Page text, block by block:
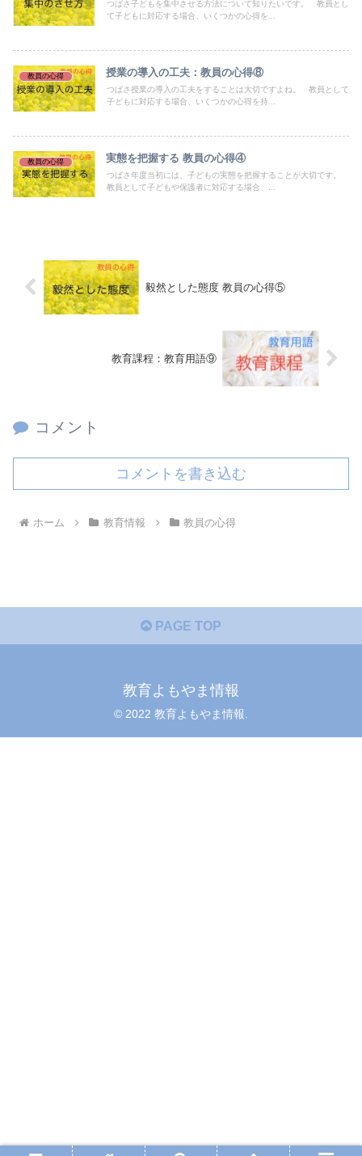
つばさ子どもを集中させる方法について知りたいです。 教員とし
て子どもに対応する場合、いくつかの心得を...
教員の心得 授業の導入の工夫：教員の心得⑧
つばさ授業の導入の工夫をすることは大切ですよね。 教員として
子どもに対応する場合、いくつかの心得を持...
教員の心得 実態を把握する 教員の心得④
つばさ年度当初には、子どもの実態を把握することが大切です。
教員として子どもや保護者に対応する場合、...
毅然とした態度 教員の心得⑤
教育課程：教育用語⑨
コメント
コメントを書き込む
ホーム 教育情報 教員の心得
PAGE TOP
教育よもやま情報
© 2022 教育よもやま情報.